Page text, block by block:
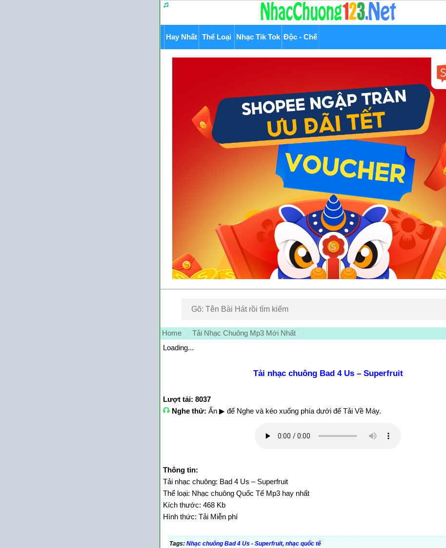
Hay Nhất Thể Loại Nhạc Tik Tok Độc - Chế
Home
Tải Nhạc Chuông Mp3 Mới Nhất
Loading...
Tải nhạc chuông Bad 4 Us – Superfruit
Lượt tải: 8037
Nghe thử: Ấn ▶ để Nghe và kéo xuống phía dưới để Tải Về Máy.
Thông tin:
Tải nhạc chuông: Bad 4 Us – Superfruit
Thể loại: Nhạc chuông Quốc Tế Mp3 hay nhất
Kích thước: 468 Kb
Hình thức: Tải Miễn phí
Tags: Nhạc chuông Bad 4 Us - Superfruit, nhạc quốc tế